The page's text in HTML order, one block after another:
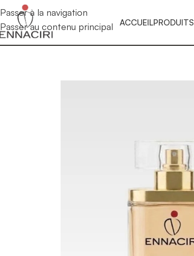
Passer à la navigation
Passer au contenu principal
ACCUEILPRODUITS